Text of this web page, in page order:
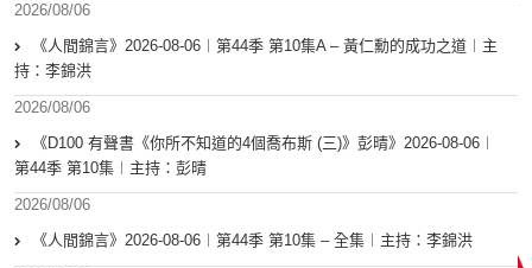
2026/08/06
《人間錦言》2026-08-06︱第44季 第10集A – 黃仁勳的成功之道︱主
持：李錦洪
2026/08/06
《D100 有聲書《你所不知道的4個喬布斯 (三)》彭晴》2026-08-06︱
第44季 第10集︱主持：彭晴
2026/08/06
《人間錦言》2026-08-06︱第44季 第10集 – 全集︱主持：李錦洪